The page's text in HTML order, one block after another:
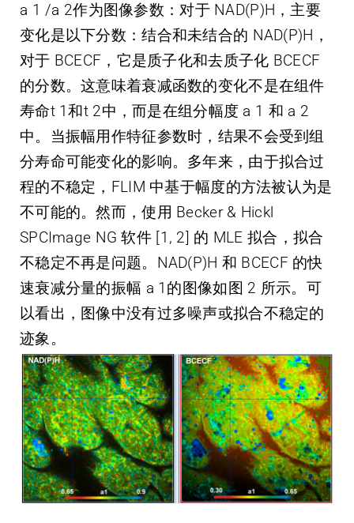
a 1 /a 2作为图像参数：对于 NAD(P)H，主要
变化是以下分数：结合和未结合的 NAD(P)H，
对于 BCECF，它是质子化和去质子化 BCECF
的分数。这意味着衰减函数的变化不是在组件
寿命t 1和t 2中，而是在组分幅度 a 1 和 a 2
中。当振幅用作特征参数时，结果不会受到组
分寿命可能变化的影响。多年来，由于拟合过
程的不稳定，FLIM 中基于幅度的方法被认为是
不可能的。然而，使用 Becker & Hickl
SPCImage NG 软件 [1, 2] 的 MLE 拟合，拟合
不稳定不再是问题。NAD(P)H 和 BCECF 的快
速衰减分量的振幅 a 1的图像如图 2 所示。可
以看出，图像中没有过多噪声或拟合不稳定的
迹象。